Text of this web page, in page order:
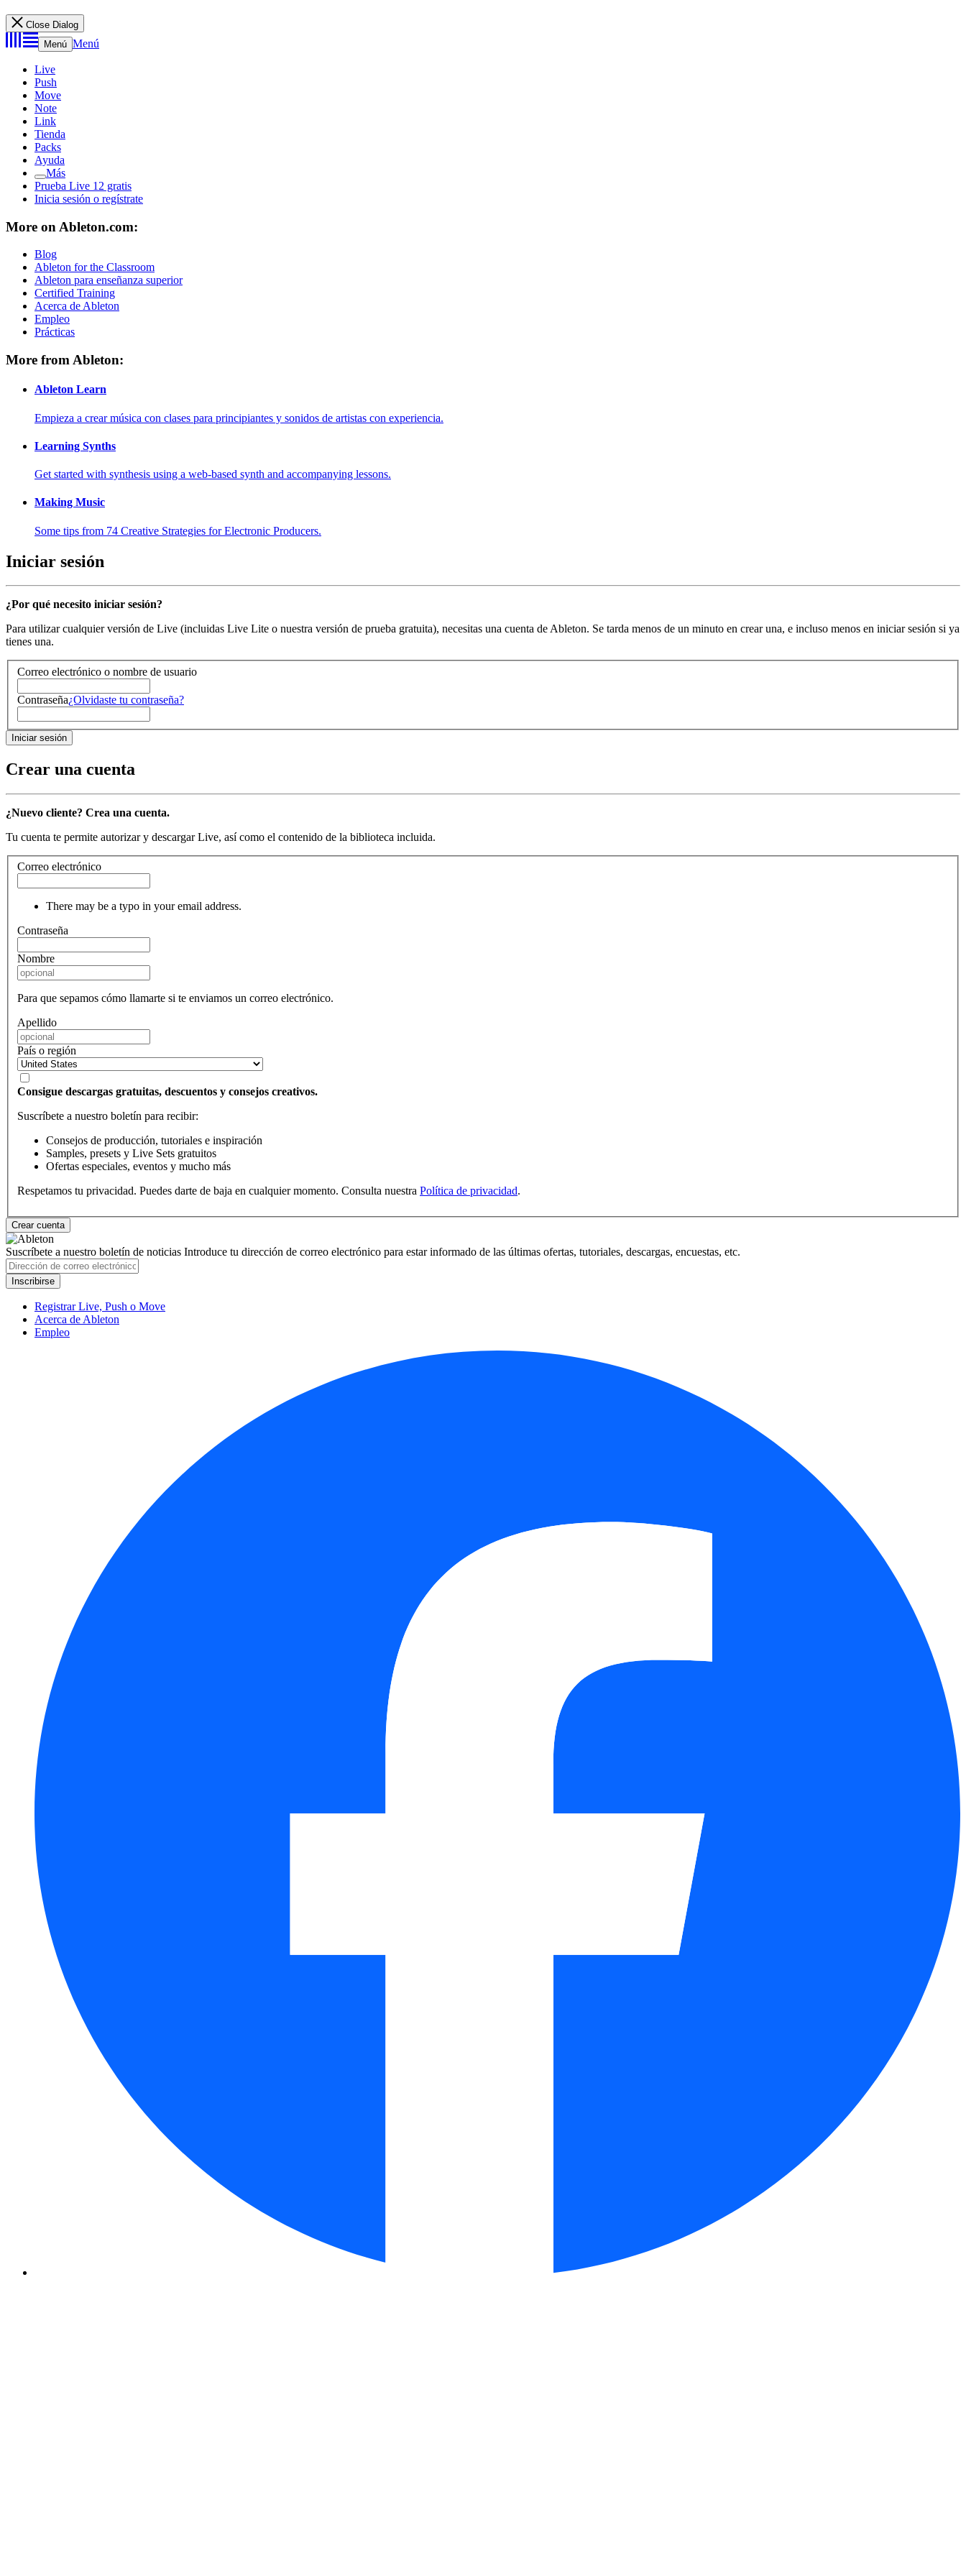
Close Dialog
Menú Menú
Live
Push
Move
Note
Link
Tienda
Packs
Ayuda
Más
Prueba Live 12 gratis
Inicia sesión o regístrate
More on Ableton.com:
Blog
Ableton for the Classroom
Ableton para enseñanza superior
Certified Training
Acerca de Ableton
Empleo
Prácticas
More from Ableton:
Ableton Learn
Empieza a crear música con clases para principiantes y sonidos de artistas con experiencia.
Learning Synths
Get started with synthesis using a web-based synth and accompanying lessons.
Making Music
Some tips from 74 Creative Strategies for Electronic Producers.
Iniciar sesión
¿Por qué necesito iniciar sesión?
Para utilizar cualquier versión de Live (incluidas Live Lite o nuestra versión de prueba gratuita), necesitas una cuenta de Ableton. Se tarda menos de un minuto en crear una, e incluso menos en iniciar sesión si ya
tienes una.
Correo electrónico o nombre de usuario
Contraseña¿Olvidaste tu contraseña?
Crear una cuenta
¿Nuevo cliente? Crea una cuenta.
Tu cuenta te permite autorizar y descargar Live, así como el contenido de la biblioteca incluida.
Correo electrónico
There may be a typo in your email address.
Contraseña
Nombre
Para que sepamos cómo llamarte si te enviamos un correo electrónico.
Apellido
País o región
Consigue descargas gratuitas, descuentos y consejos creativos.
Suscríbete a nuestro boletín para recibir:
Consejos de producción, tutoriales e inspiración
Samples, presets y Live Sets gratuitos
Ofertas especiales, eventos y mucho más
Respetamos tu privacidad. Puedes darte de baja en cualquier momento. Consulta nuestra Política de privacidad.
Suscríbete a nuestro boletín de noticias Introduce tu dirección de correo electrónico para estar informado de las últimas ofertas, tutoriales, descargas, encuestas, etc.
Registrar Live, Push o Move
Acerca de Ableton
Empleo